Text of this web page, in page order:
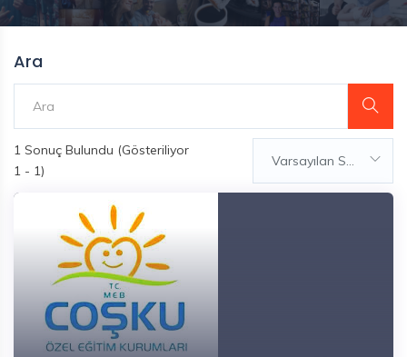
Ara
1 Sonuç Bulundu (Gösteriliyor
1 - 1)
Varsayılan Sıralama